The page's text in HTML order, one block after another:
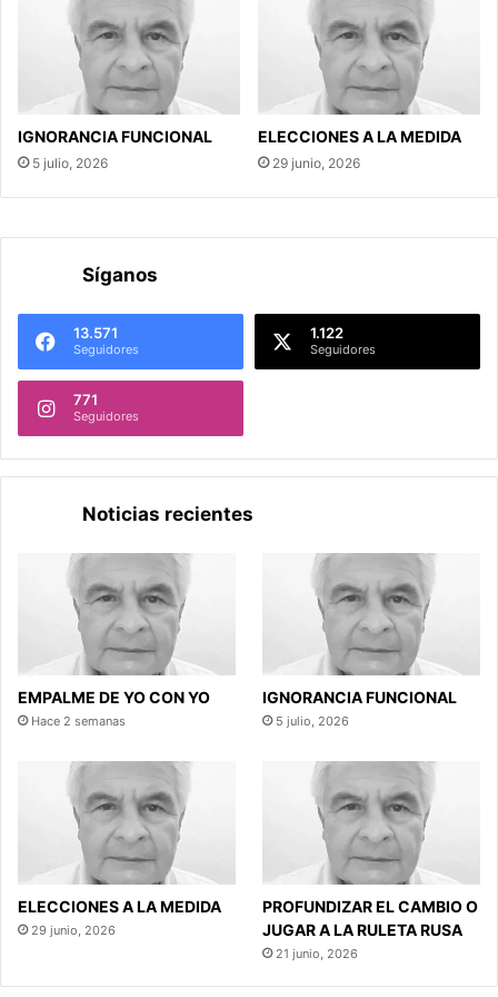
IGNORANCIA FUNCIONAL
5 julio, 2026
ELECCIONES A LA MEDIDA
29 junio, 2026
Síganos
13.571
Seguidores
1.122
Seguidores
771
Seguidores
Noticias recientes
EMPALME DE YO CON YO
Hace 2 semanas
IGNORANCIA FUNCIONAL
5 julio, 2026
ELECCIONES A LA MEDIDA
29 junio, 2026
PROFUNDIZAR EL CAMBIO O
JUGAR A LA RULETA RUSA
21 junio, 2026